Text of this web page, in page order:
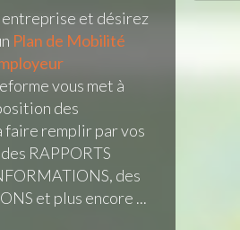
entreprise et désirez
Plan de Mobilité
vous met à
des
faire remplir par vos
RAPPORTS
des
et plus encore ...